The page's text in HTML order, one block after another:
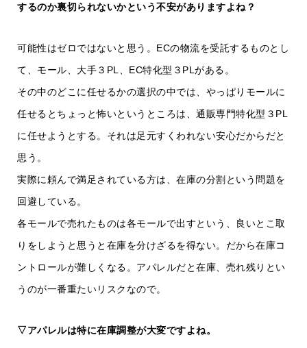
するのか裏切られないかという不安がありますよね？
可能性はゼロではないと思う。ECの物流を受託するものとし
て、モール、大手３PL、EC特化型３PLがある。
その中のどこに任せるかの選択の中では、やっぱりモールに
任せるとちょっと怖いというところは、通販専門特化型３PL
に任せようとする。それは足元すくわれない安心だからだと
思う。
実際に頼んで満足されている方は、在庫の分割という問題を
回避している。
各モールで売れたものは各モールで出すという、良いとこ取
りをしようと思うと在庫を分けざるを得ない。だから在庫コ
ントロールが難しくなる。アパレルだと在庫、売れ残りとい
うのが一番重たいリスクなので。
▽アパレルは特に在庫調整が大変ですよね。